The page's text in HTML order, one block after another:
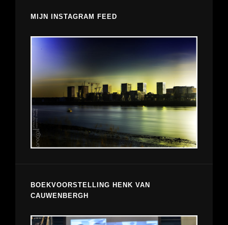
MIJN INSTAGRAM FEED
BOEKVOORSTELLING HENK VAN
CAUWENBERGH